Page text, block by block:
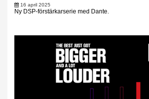
16 april 2025
Ny DSP-förstärkarserie med Dante.